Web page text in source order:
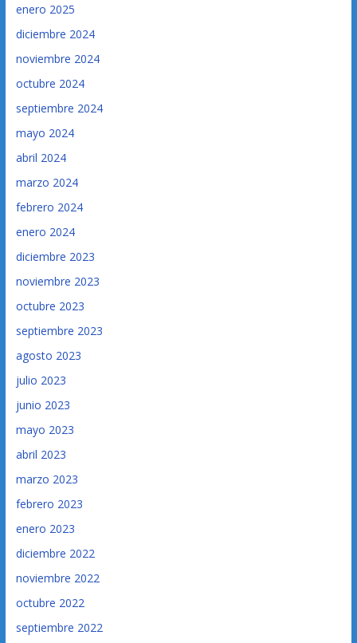
enero 2025
diciembre 2024
noviembre 2024
octubre 2024
septiembre 2024
mayo 2024
abril 2024
marzo 2024
febrero 2024
enero 2024
diciembre 2023
noviembre 2023
octubre 2023
septiembre 2023
agosto 2023
julio 2023
junio 2023
mayo 2023
abril 2023
marzo 2023
febrero 2023
enero 2023
diciembre 2022
noviembre 2022
octubre 2022
septiembre 2022